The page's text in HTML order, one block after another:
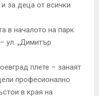
за деца от всички
в началото на парк
ул. „Димитър
плете – занаят
професионално
в края на